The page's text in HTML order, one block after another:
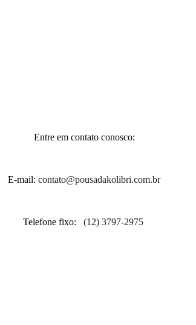
Entre em contato conosco:
E-mail: contato@pousadakolibri.com.br
Telefone fixo: (12) 3797-2975